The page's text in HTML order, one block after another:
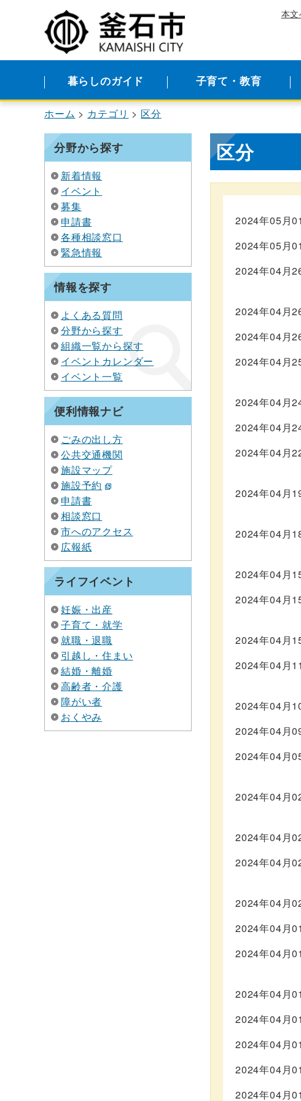
本
暮らしのガイド 子育て・教育
ホーム カテゴリ 区分
分野から探す
新着情報
イベント
募集
申請書
各種相談窓口
緊急情報
情報を探す
よくある質問
分野から探す
組織一覧から探す
イベントカレンダー
イベント一覧
便利情報ナビ
ごみの出し方
公共交通機関
施設マップ
施設予約
申請書
相談窓口
市へのアクセス
広報紙
ライフイベント
妊娠・出産
子育て・就学
就職・退職
引越し・住まい
結婚・離婚
高齢者・介護
障がい者
おくやみ
区分
2024年05月
2024年05月
2024年04月
2024年04月
2024年04月
2024年04月
2024年04月
2024年04月
2024年04月
2024年04月
2024年04月
2024年04月
2024年04月
2024年04月
2024年04月
2024年04月
2024年04月
2024年04月
2024年04月
2024年04月
2024年04月
2024年04月
2024年04月
2024年04月
2024年04月
2024年04月
2024年04月
2024年04月
2024年04月